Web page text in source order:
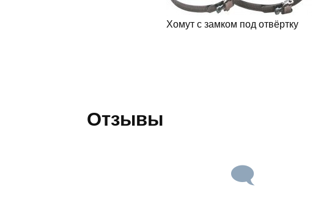
Хомут с замком под отвёртку
Отзывы